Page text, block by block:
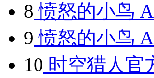
8 愤怒的小鸟
9 愤怒的小鸟
10 时空猎人官